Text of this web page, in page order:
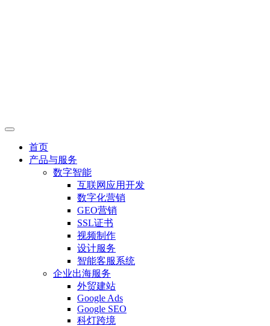
首页
产品与服务
数字智能
互联网应用开发
数字化营销
GEO营销
SSL证书
视频制作
设计服务
智能客服系统
企业出海服务
外贸建站
Google Ads
Google SEO
科灯跨境